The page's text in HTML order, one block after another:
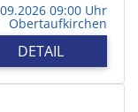
09:00 Uhr
Obertaufkirchen
DETAIL